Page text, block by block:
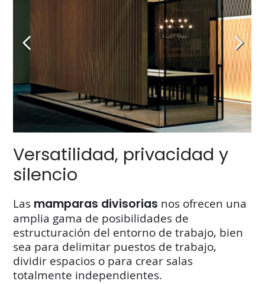
Versatilidad, privacidad y
silencio
Las mamparas divisorias nos ofrecen una
amplia gama de posibilidades de
estructuración del entorno de trabajo, bien
sea para delimitar puestos de trabajo,
dividir espacios o para crear salas
totalmente independientes.